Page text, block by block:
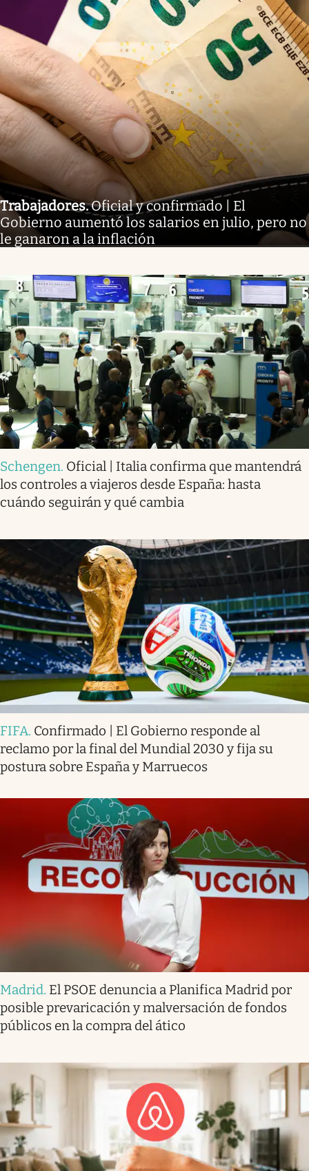
Trabajadores.Oficial y confirmado | El
Gobierno aumentó los salarios en julio, pero no
le ganaron a la inflación
Schengen. Oficial | Italia confirma que mantendrá
los controles a viajeros desde España: hasta
cuándo seguirán y qué cambia
FIFA. Confirmado | El Gobierno responde al
reclamo por la final del Mundial 2030 y fija su
postura sobre España y Marruecos
Madrid. El PSOE denuncia a Planifica Madrid por
posible prevaricación y malversación de fondos
públicos en la compra del ático